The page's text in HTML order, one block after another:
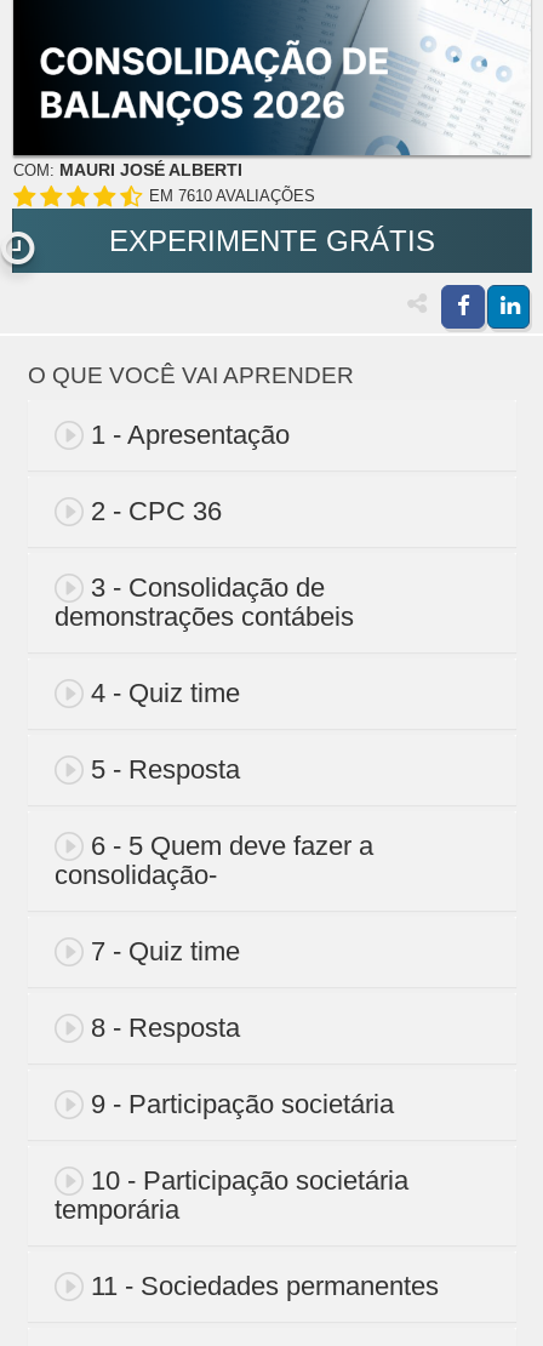
COM: MAURI JOSÉ ALBERTI
EM 7610 AVALIAÇÕES
EXPERIMENTE GRÁTIS
O QUE VOCÊ VAI APRENDER
1 - Apresentação
2 - CPC 36
3 - Consolidação de
demonstrações contábeis
4 - Quiz time
5 - Resposta
6 - 5 Quem deve fazer a
consolidação-
7 - Quiz time
8 - Resposta
9 - Participação societária
10 - Participação societária
temporária
11 - Sociedades permanentes